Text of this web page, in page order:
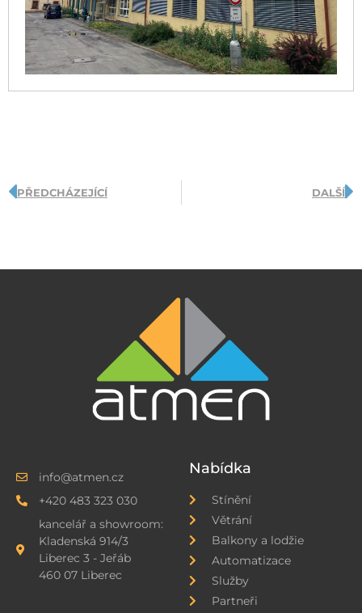
PŘEDCHÁZEJÍCÍ DALŠÍ
info@atmen.cz
+420 483 323 030
kancelář a showroom:
Kladenská 914/3
Liberec 3 - Jeřáb
460 07 Liberec
Nabídka
Stínění
Větrání
Balkony a lodžie
Automatizace
Služby
Partneři